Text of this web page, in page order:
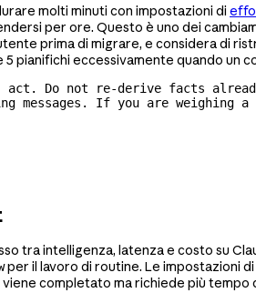
molti minuti con impostazioni di
per ore. Questo è uno dei
prima di migrare, e considera di
pianifichi eccessivamente quando un
act. Do not re-derive facts
messages. If you are weighing
tra intelligenza, latenza e costo su
per il lavoro di routine. Le impostazioni
completato ma richiede più